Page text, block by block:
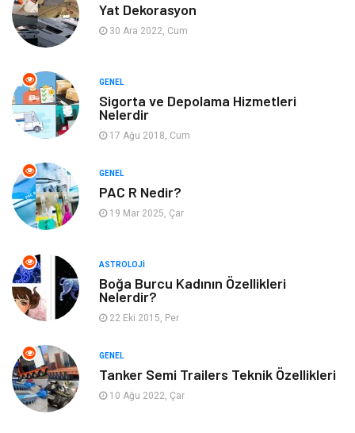
Gıda Organizasyon
Spor
Tatil Hobi
Genel Kültür
Müzik
Mobilya
Finans
Aksesuar
Astroloji
Yat Dekorasyon
30 Ara 2022, Cum
GENEL
Sigorta ve Depolama Hizmetleri
Nelerdir
17 Ağu 2018, Cum
GENEL
PAC R Nedir?
19 Mar 2025, Çar
ASTROLOJI
Boğa Burcu Kadının Özellikleri
Nelerdir?
22 Eki 2015, Per
GENEL
Tanker Semi Trailers Teknik Özellikleri
10 Ağu 2022, Çar